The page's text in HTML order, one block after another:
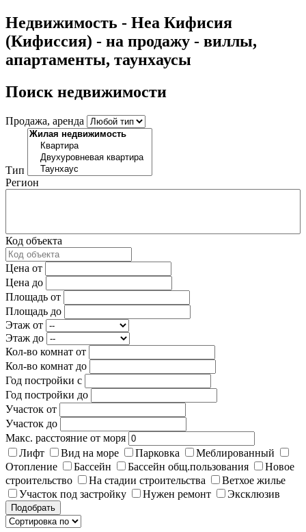
Недвижимость - Неа Кифисия
(Кифиссия) - на продажу - виллы,
апартаменты, таунхаусы
Поиск недвижимости
Продажа, аренда
Тип
Регион
Код объекта
Цена от
Цена до
Площадь от
Площадь до
Этаж от
Этаж до
Кол-во комнат от
Кол-во комнат до
Год постройки с
Год постройки до
Участок от
Участок до
Макс. расстояние от моря
Лифт
Вид на море Парковка
Меблированный
Отопление
Бассейн Бассейн общ.пользования
Новое
строительство
На стадии строительства
Ветхое жилье
Участок под застройку
Нужен ремонт Эксклюзив
Подобрать